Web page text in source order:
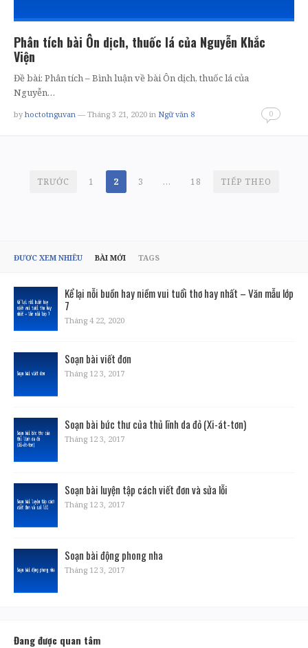
Phân tích bài Ôn dịch, thuốc lá của Nguyễn Khắc
Viện
Đề bài: Phân tích – Bình luận về bài Ôn dịch, thuốc lá của
Nguyễn…
by hoctotnguvan — Tháng 3 21, 2020 in Ngữ văn 8 0
PHÂN
VIẾT
TRƯỚC 1 2 3 … 18 TIẾP THEO
ĐƯỢC XEM NHIỀU BÀI MỚI TAGS
Kể lại nỗi buồn hay niềm vui tuổi thơ hay nhất – Văn mẫu lớp
7
Tháng 4 22, 2020
Soạn bài viết đơn
Tháng 12 3, 2017
Soạn bài bức thư của thủ lĩnh da đỏ (Xi-át-tơn)
Tháng 12 3, 2017
Soạn bài luyện tập cách viết đơn và sửa lỗi
Tháng 12 3, 2017
Soạn bài động phong nha
Tháng 12 3, 2017
Đang được quan tâm